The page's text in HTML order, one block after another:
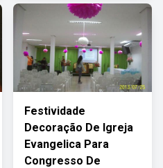
Festividade
Decoração De Igreja
Evangelica Para
Congresso De